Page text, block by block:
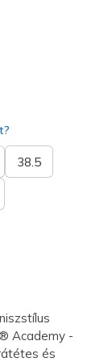
38.5
Academy -
és